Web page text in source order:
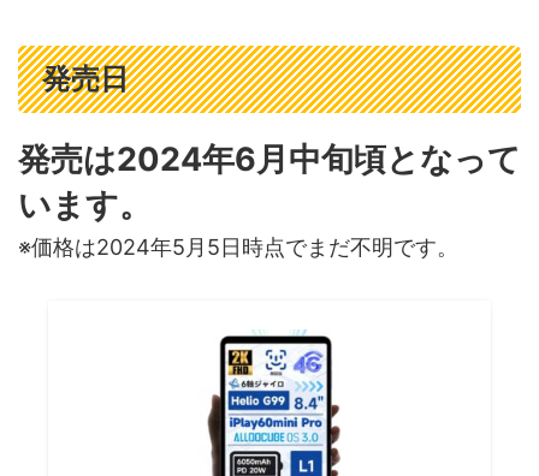
発売日
発売は2024年6月中旬頃となって
います。
※価格は2024年5月5日時点でまだ不明です。